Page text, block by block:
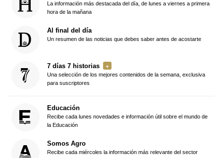
La información más destacada del día, de lunes a viernes a primera
hora de la mañana
Al final del día
Un resumen de las noticias que debes saber antes de acostarte
7 días 7 historias
Una selección de los mejores contenidos de la semana, exclusiva
para suscriptores
Educación
Recibe cada lunes novedades e información útil sobre el mundo de
la Educación
Somos Agro
Recibe cada miércoles la información más relevante del sector